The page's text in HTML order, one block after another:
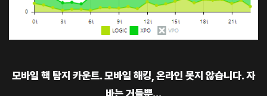
모바일 핵 탐지 카운트. 모바일 해킹, 온라인 못지 않습니다. 자
바는 거들뿐…